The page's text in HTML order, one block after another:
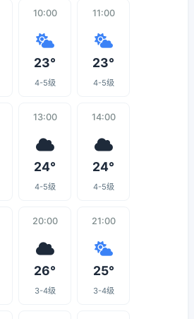
10:00
23°
4-5级
11:00
23°
4-5级
13:00
24°
4-5级
14:00
24°
4-5级
20:00
26°
3-4级
21:00
25°
3-4级